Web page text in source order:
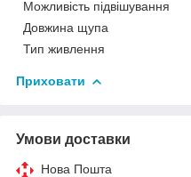
Можливість підвішування
Довжина щупа
Тип живлення
Приховати
Умови доставки
Нова Пошта